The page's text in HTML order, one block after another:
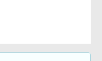
Applicant